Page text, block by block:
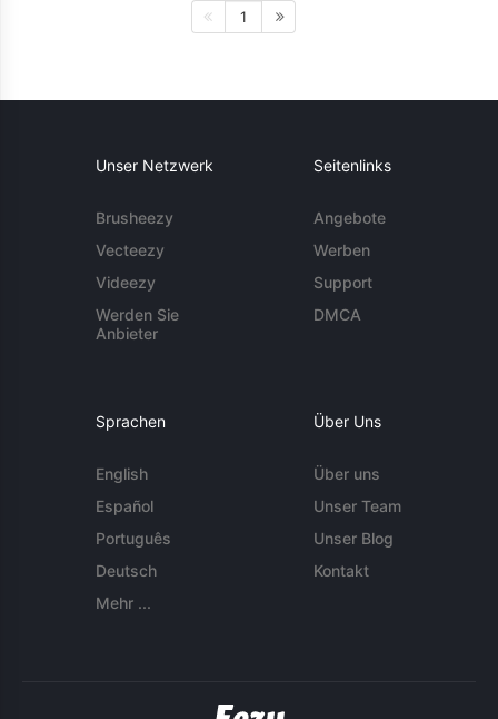
1
Unser Netzwerk
Brusheezy
Vecteezy
Videezy
Werden Sie
Anbieter
Seitenlinks
Angebote
Werben
Support
DMCA
Sprachen
English
Español
Português
Deutsch
Mehr ...
Über Uns
Über uns
Unser Team
Unser Blog
Kontakt